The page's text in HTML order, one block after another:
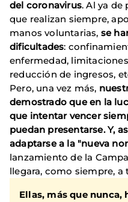
del coronavirus. Al ya de
que realizan siempre,
manos voluntarias, se
dificultades:
enfermedad,
reducción de ingresos,
Pero, una vez más,
demostrado que en la
que intentar vencer
puedan presentarse. Y,
adaptarse a la "nueva
lanzamiento de la
llegara, como siempre,
Ellas, más que